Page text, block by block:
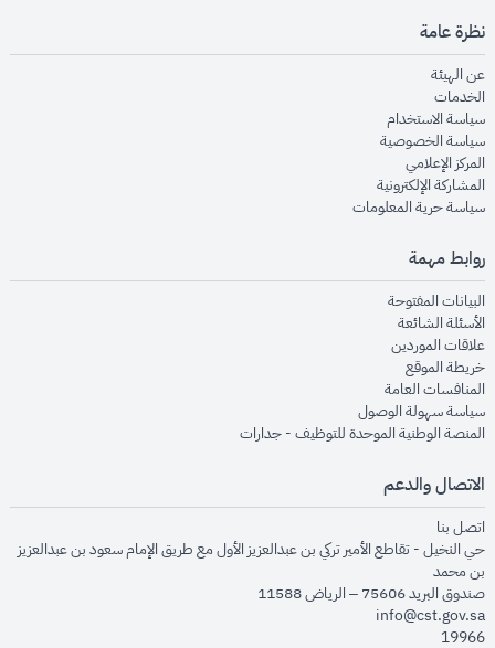
نظرة عامة
عن الهيئةopens in new window
الخدماتopens in new window
سياسة الاستخدام
سياسة الخصوصيةopens in new window
المركز الإعلاميopens in new window
المشاركة الإلكترونيةopens in new window
سياسة حرية المعلوماتopens in new window
روابط مهمة
البيانات المفتوحةopens in new window
الأسئلة الشائعةopens in new window
علاقات الموردينopens in new window
خريطة الموقعopens in new window
المنافسات العامةopens in new window
سياسة سهولة الوصولopens in new window
المنصة الوطنية الموحدة للتوظيف - جداراتopens in new window
الاتصال والدعم
اتصل بنا
حي النخيل - تقاطع الأمير تركي بن عبدالعزيز الأول مع طريق الإمام سعود بن عبدالعزيز
بن محمد
صندوق البريد 75606 – الرياض 11588
info@cst.gov.sa
19966